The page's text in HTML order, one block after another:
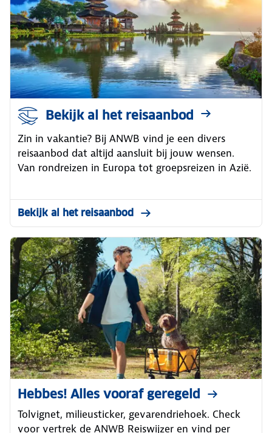
Bekijk al het reisaanbod
Zin in vakantie? Bij ANWB vind je een divers
reisaanbod dat altijd aansluit bij jouw wensen.
Van rondreizen in Europa tot groepsreizen in Azië.
Bekijk al het reisaanbod
Hebbes! Alles vooraf geregeld
Tolvignet, milieusticker, gevarendriehoek. Check
voor vertrek de ANWB Reiswijzer en vind per